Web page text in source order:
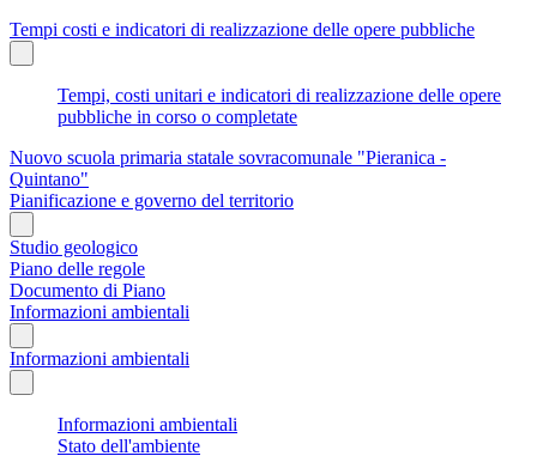
Tempi costi e indicatori di realizzazione delle opere pubbliche
Tempi, costi unitari e indicatori di realizzazione delle opere
pubbliche in corso o completate
Nuovo scuola primaria statale sovracomunale "Pieranica -
Quintano"
Pianificazione e governo del territorio
Studio geologico
Piano delle regole
Documento di Piano
Informazioni ambientali
Informazioni ambientali
Informazioni ambientali
Stato dell'ambiente